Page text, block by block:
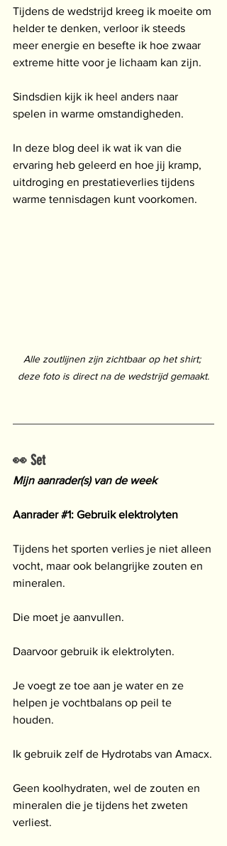
Tijdens de wedstrijd kreeg ik moeite om
helder te denken, verloor ik steeds
meer energie en besefte ik hoe zwaar
extreme hitte voor je lichaam kan zijn.
Sindsdien kijk ik heel anders naar
spelen in warme omstandigheden.
In deze blog deel ik wat ik van die
ervaring heb geleerd en hoe jij kramp,
uitdroging en prestatieverlies tijdens
warme tennisdagen kunt voorkomen.
Alle zoutlijnen zijn zichtbaar op het shirt;
deze foto is direct na de wedstrijd gemaakt.
👀 Set
Mijn aanrader(s) van de week
Aanrader #1: Gebruik elektrolyten
Tijdens het sporten verlies je niet alleen
vocht, maar ook belangrijke zouten en
mineralen.
Die moet je aanvullen.
Daarvoor gebruik ik elektrolyten.
Je voegt ze toe aan je water en ze
helpen je vochtbalans op peil te
houden.
Ik gebruik zelf de Hydrotabs van Amacx.
Geen koolhydraten, wel de zouten en
mineralen die je tijdens het zweten
verliest.